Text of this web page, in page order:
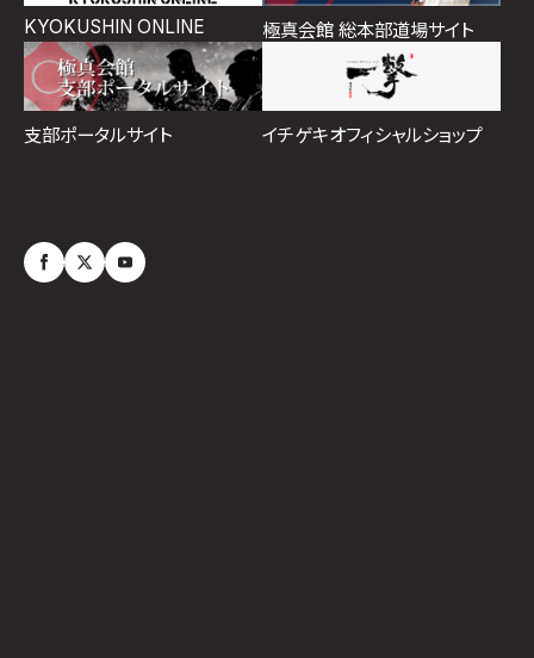
KYOKUSHIN ONLINE 極真会館 総本部道場サイト
支部ポータルサイト イチゲキオフィシャルショップ